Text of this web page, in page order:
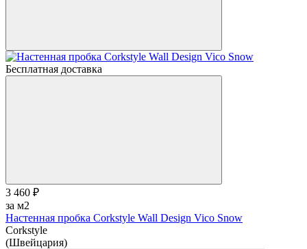
Бесплатная доставка
3 460 ₽
за м2
Настенная пробка Corkstyle Wall Design Vico Snow
Corkstyle
(Швейцария)